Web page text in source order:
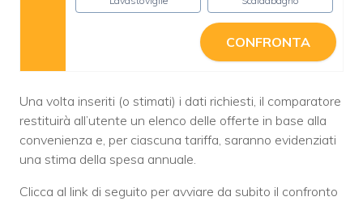
CONFRONTA
Una volta inseriti (o stimati) i dati richiesti, il comparatore
restituirà all’utente un elenco delle offerte in base alla
convenienza e, per ciascuna tariffa, saranno evidenziati
una stima della spesa annuale.
Clicca al link di seguito per avviare da subito il confronto